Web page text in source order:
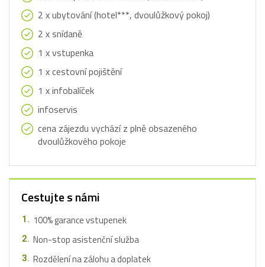
2 x ubytování (hotel***, dvoulůžkový pokoj)
2 x snídaně
1 x vstupenka
1 x cestovní pojištění
1 x infobalíček
infoservis
cena zájezdu vychází z plně obsazeného
dvoulůžkového pokoje
Cestujte s námi
100% garance vstupenek
Non-stop asistenční služba
Rozdělení na zálohu a doplatek